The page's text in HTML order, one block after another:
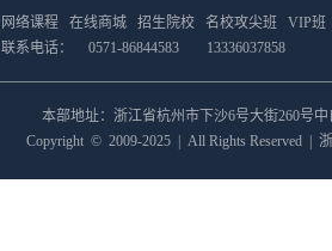
网络课程 在线商城 招生院校 名校攻尖班
VIP班
联系电话：
0571-86844583 13336037858
本部地址：浙江省杭州市下沙6号大街260号
Copyright © 2009-2025 | All Rights Reserved |